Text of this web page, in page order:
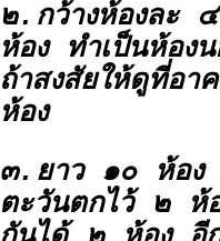
๒.กว้างห้องละ
ห้อง ทำเป็นห้อ
ถ้าสงสัยให้ดูที่อ
ห้อง
๓.ยาว ๑๐ ห้อง
ตะวันตกไว้ ๒ ห้อ